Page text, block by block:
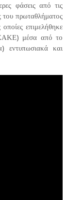
φάσεις από τις
του πρωταθλήματος
επιμελήθηκε
μέσα από το
εντυπωσιακά και